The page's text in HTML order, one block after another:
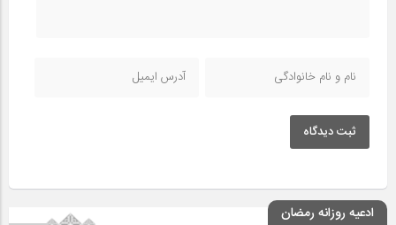
ثبت دیدگاه
ادعیه روزانه رمضان